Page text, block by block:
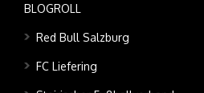
BLOGROLL
Red Bull Salzburg
FC Liefering